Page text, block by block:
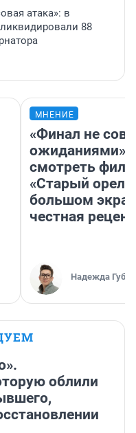
атака»: в
88
МНЕНИЕ
«Финал не
ожиданиями»:
смотреть
«Старый орел»
большом
честная
Надежда
облили